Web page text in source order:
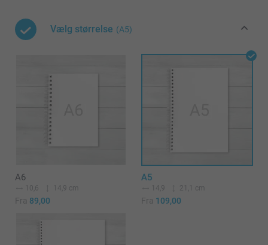
Vælg størrelse (A5)
A6
10,6 14,9 cm
Fra 89,00
A5
14,9 21,1 cm
Fra 109,00